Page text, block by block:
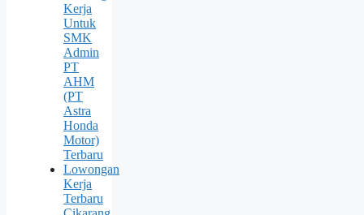
Kerja
Untuk
SMK
Admin
PT
AHM
(PT
Astra
Honda
Motor)
Terbaru
Lowongan
Kerja
Terbaru